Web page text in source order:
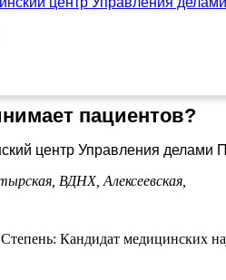
пациентов?
центр Управления делами
ВДНХ, Алексеевская,
Кандидат медицинских